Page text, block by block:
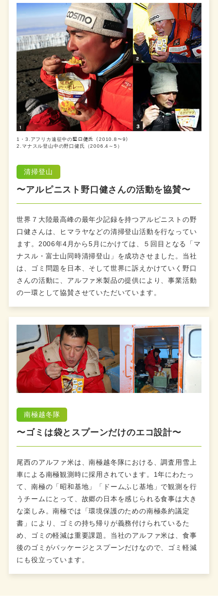
1・3.アフリカ遠征中の𡌛口健氏（2010.8～9）
2.マナスル登山中の野口健氏（2006.4～5）
清掃登山
〜アルピニスト野口健さんの活動を協賛〜
世界７大陸最高峰の最年少記録を持つアルピニストの野
口健さんは、ヒマラヤなどの清掃登山活動を行なってい
ます。2006年4月から5月にかけては、５回目となる「マ
ナスル・富士山同時清掃登山」を成功させました。当社
は、ゴミ問題を日本、そして世界に訴えかけていく野口
さんの活動に、アルファ米製品の提供により、事業活動
の一環として協賛させていただいています。
南極越冬隊
〜ゴミは袋とスプーンだけのエコ設計〜
尾西のアルファ米は、南極越冬隊における、調査用雪上
車による南極観測時に採用されています。1年にわたっ
て、南極の「昭和基地」「ドームふじ基地」で観測を行
うチームにとって、故郷の日本を感じられる食事は大き
な楽しみ。南極では「環境保護のための南極条約議定
書」により、ゴミの持ち帰りが義務付けられているた
め、ゴミの軽減は重要課題。当社のアルファ米は、食事
後のゴミがパッケージとスプーンだけなので、ゴミ軽減
にも役立っています。